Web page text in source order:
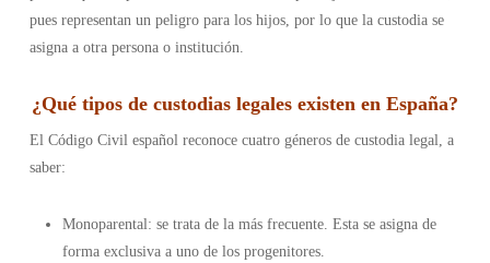
pues representan un peligro para los hijos, por lo que la custodia se
asigna a otra persona o institución.
¿Qué tipos de custodias legales existen en España?
El Código Civil español reconoce cuatro géneros de custodia legal, a
saber:
Monoparental: se trata de la más frecuente. Esta se asigna de
forma exclusiva a uno de los progenitores.